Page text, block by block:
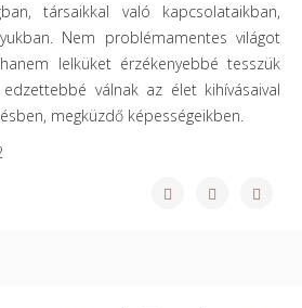
társaikkal való kapcsolataikban,
Nem problémamentes világot
lelküket érzékenyebbé tesszük
válnak az élet kihívásaival
megküzdő képességeikben.